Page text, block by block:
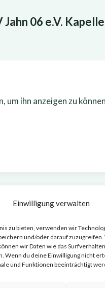
Einwilligung verwalten
zu bieten, verwenden wir
und/oder darauf zuzugreifen.
wir Daten wie das
Wenn du deine Einwilligung nicht
und Funktionen beeinträchtigt
Jahn 06 e.V.
ihn anzeigen zu